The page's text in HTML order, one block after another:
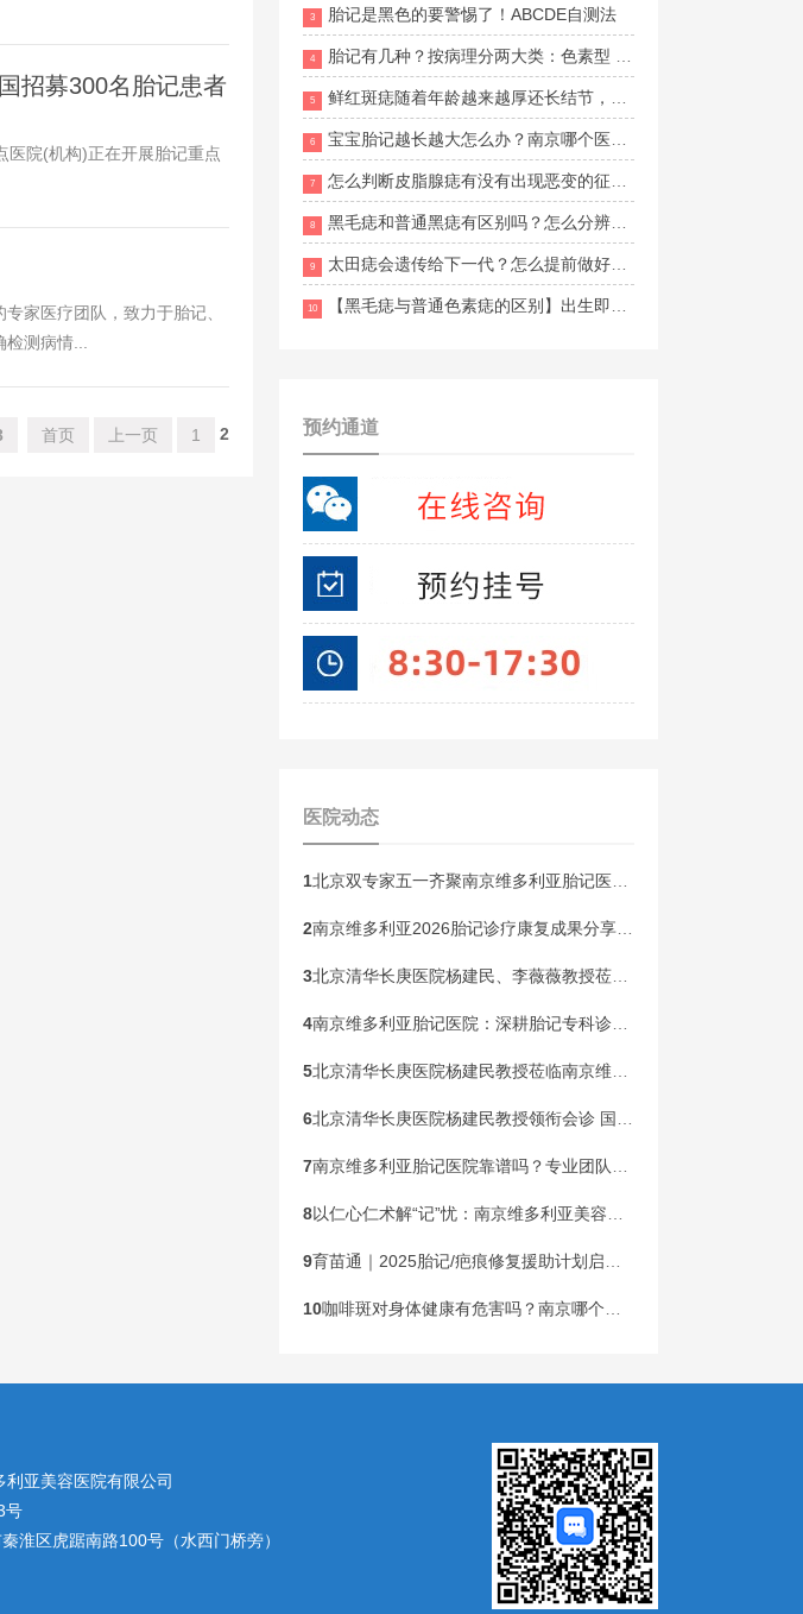
招募300名胎记患者
院(机构)正在开展胎记重点
家医疗团队，致力于胎记、
测病情...
首页 上一页 1 2
3 胎记是黑色的要警惕了！ABCDE自测法
4 胎记有几种？按病理分两大类：色素型 vs 血管型
5 鲜红斑痣随着年龄越来越厚还长结节，什么方法改善更安全有效？南京胎记医院哪家口碑好？
6 宝宝胎记越长越大怎么办？南京哪个医生治疗经验比较丰富？
7 怎么判断皮脂腺痣有没有出现恶变的征兆？南京维多利亚胎记地址在哪里？
8 黑毛痣和普通黑痣有区别吗？怎么分辨两者的不同？南京哪家胎记医院比较好？
9 太田痣会遗传给下一代？怎么提前做好预防和干预？南京目前有正规胎记援助活动吗？
10 【黑毛痣与普通色素痣的区别】出生即有、面积大、多毛发
预约通道
医院动态
1北京双专家五一齐聚南京维多利亚胎记医院！开展京宁专家联合会诊
2南京维多利亚2026胎记诊疗康复成果分享会，共同见证康复新生
3北京清华长庚医院杨建民、李薇薇教授莅临南京维多利亚，国庆黄金周盛大开启胎记专病联合会诊！
4南京维多利亚胎记医院：深耕胎记专科诊疗，构建全龄健康管理新范式
5北京清华长庚医院杨建民教授莅临南京维多利亚胎记诊疗，本周末联合会诊开启！
6北京清华长庚医院杨建民教授领衔会诊 国家级公益基金助力胎记患儿健康行动在宁启动
7南京维多利亚胎记医院靠谱吗？专业团队，安心之选
8以仁心仁术解“记”忧：南京维多利亚美容医院构建胎记诊疗新标杆
9育苗通｜2025胎记/疤痕修复援助计划启动！限300名速申领
10咖啡斑对身体健康有危害吗？南京哪个胎记医院专业？
利亚美容医院有限公司
号
淮区虎踞南路100号（水西门桥旁）